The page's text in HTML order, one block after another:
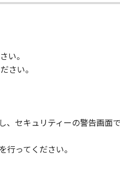
ックした時点、または「本
す。
廃棄および消去することに
書は直ちに終了します。
かに、「本ソフトウェア」お
第8条第4項および第10条の
い。
さい。
セキュリティーの警告画面
ってください。